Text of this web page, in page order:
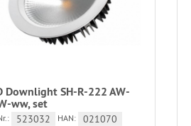
Downlight SH-R-222 AW-
ww, set
523032 HAN:
021070